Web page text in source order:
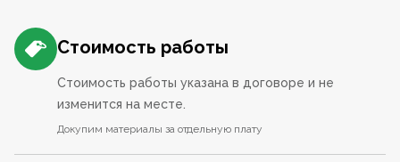
Стоимость работы
Стоимость работы указана в договоре и не
изменится на месте.
Докупим материалы за отдельную плату